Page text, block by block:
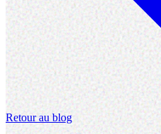
Retour au blog